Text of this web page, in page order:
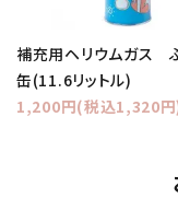
補充用ヘリウムガス
缶(11.6リットル)
1,200円(税込1,320円